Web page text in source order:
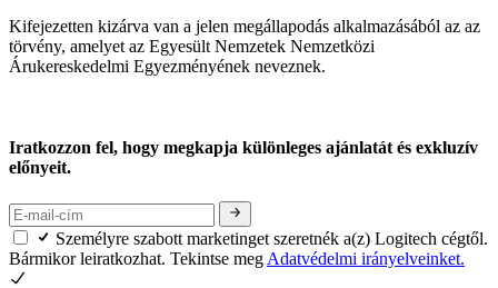
Kifejezetten kizárva van a jelen megállapodás alkalmazásából az az
törvény, amelyet az Egyesült Nemzetek Nemzetközi
Árukereskedelmi Egyezményének neveznek.
Iratkozzon fel, hogy megkapja különleges ajánlatát és exkluzív
előnyeit.
Személyre szabott marketinget szeretnék a(z) Logitech cégtől.
Bármikor leiratkozhat. Tekintse meg Adatvédelmi irányelveinket.